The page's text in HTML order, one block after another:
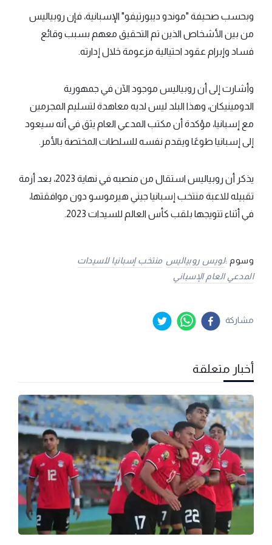
وبحسب صحيفة "موندو ديبورتيفو" الإسبانية، فإن روبياليس
من بين الأشخاص الذين تم التحقيق معهم بسبب وقائع
فساد وإبرام عقود احتيالية مزعومة خلال إدارته.
وأشارت إلى أن روبياليس موجود الآن في جمهورية
الدومينيكان، وهذا البلد ليس لديه معاهدة لتسليم المجرمين
مع إسبانيا، مؤكدة أن مكتب المدعي العام يثق في أنه سيعود
إلى إسبانيا طوعًا ويقدم نفسه للسلطات المختصة بالأمر.
يذكر أن روبياليس استقال من منصبه في نهاية 2023، بعد أزمة
تقبيله للاعبة منتخب إسبانيا جيني هيرموسو دون موافقتها،
في أثناء تتويجها بلقب كأس العالم للسيدات 2023.
وسوم :لويس روبياليس منتخب إسبانيا للسيدات
المدعي العام الإسباني
مشاركة
أخبار متعلقة